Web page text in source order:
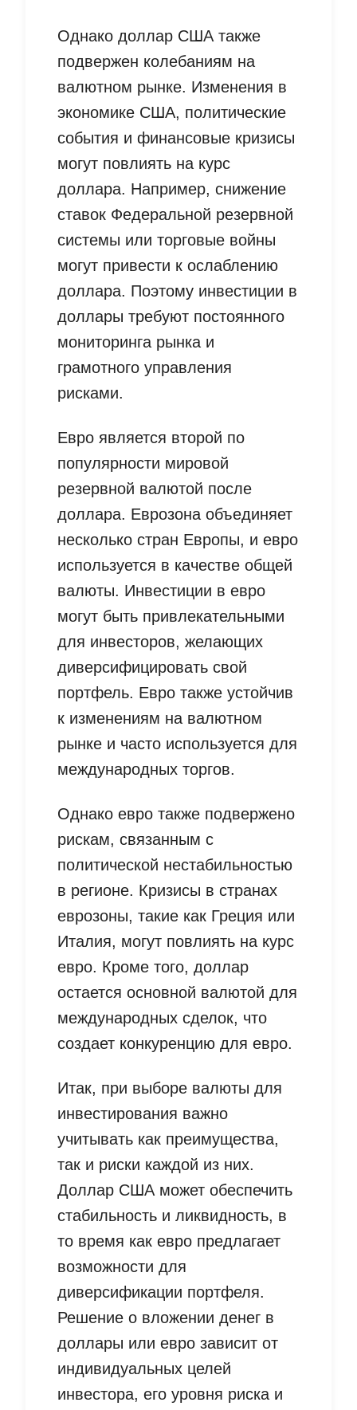
Однако доллар США также
подвержен колебаниям на
валютном рынке. Изменения в
экономике США, политические
события и финансовые кризисы
могут повлиять на курс
доллара. Например, снижение
ставок Федеральной резервной
системы или торговые войны
могут привести к ослаблению
доллара. Поэтому инвестиции в
доллары требуют постоянного
мониторинга рынка и
грамотного управления
рисками.
Евро является второй по
популярности мировой
резервной валютой после
доллара. Еврозона объединяет
несколько стран Европы, и евро
используется в качестве общей
валюты. Инвестиции в евро
могут быть привлекательными
для инвесторов, желающих
диверсифицировать свой
портфель. Евро также устойчив
к изменениям на валютном
рынке и часто используется для
международных торгов.
Однако евро также подвержено
рискам, связанным с
политической нестабильностью
в регионе. Кризисы в странах
еврозоны, такие как Греция или
Италия, могут повлиять на курс
евро. Кроме того, доллар
остается основной валютой для
международных сделок, что
создает конкуренцию для евро.
Итак, при выборе валюты для
инвестирования важно
учитывать как преимущества,
так и риски каждой из них.
Доллар США может обеспечить
стабильность и ликвидность, в
то время как евро предлагает
возможности для
диверсификации портфеля.
Решение о вложении денег в
доллары или евро зависит от
индивидуальных целей
инвестора, его уровня риска и